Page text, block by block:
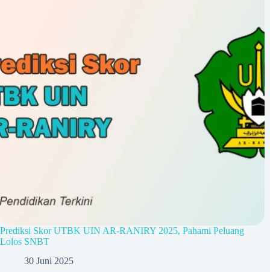
Prediksi Skor UTBK UIN AR-RANIRY 2025, Pahami Peluang
Lolos SNBT
30 Juni 2025